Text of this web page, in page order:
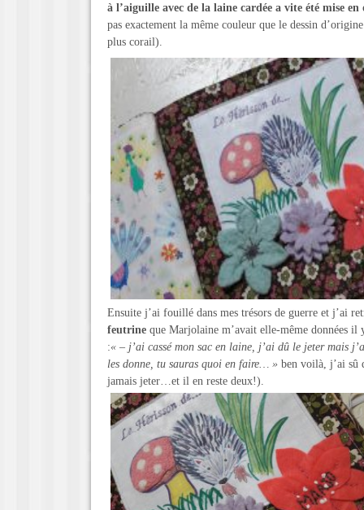
à l’aiguille avec de la laine cardée a vite été mise en
pas exactement la même couleur que le dessin
plus corail).
Ensuite j’ai fouillé dans mes trésors de guerre et j’ai
feutrine que Marjolaine m’avait elle-même données il
:« – j’ai cassé mon sac en laine, j’ai dû le jeter mais
les donne, tu sauras quoi en faire… » ben voilà, j’ai
jamais jeter…et il en reste deux!).